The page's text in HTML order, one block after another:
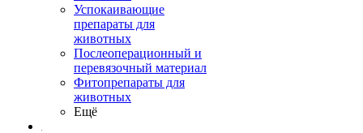
Успокаивающие
препараты для
животных
Послеоперационный и
перевязочный материал
Фитопрепараты для
животных
Ещё